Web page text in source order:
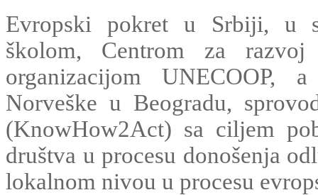
Evropski pokret u Srbiji, u
školom, Centrom za razvoj
organizacijom UNECOOP,
Norveške u Beogradu,
(KnowHow2Act) sa ciljem
društva u procesu donošenja
lokalnom nivou u procesu